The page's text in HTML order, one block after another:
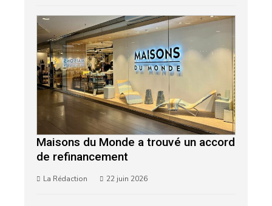
Maisons du Monde a trouvé un accord
de refinancement
La Rédaction 22 juin 2026